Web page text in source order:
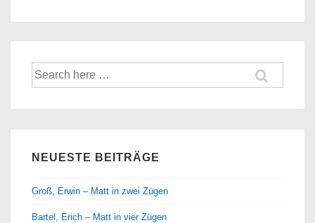
Suche
nach:
NEUESTE BEITRÄGE
Groß, Erwin – Matt in zwei Zügen
Bartel, Erich – Matt in vier Zügen